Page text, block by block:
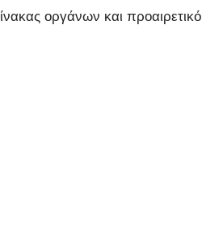
οργάνων και προαιρετικό